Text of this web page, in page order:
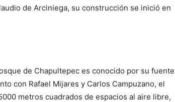
de Arciniega, su construcción se inició en
de Chapultepec es conocido por su fuente
con Rafael Mijares y Carlos Campuzano, el
metros cuadrados de espacios al aire libre,